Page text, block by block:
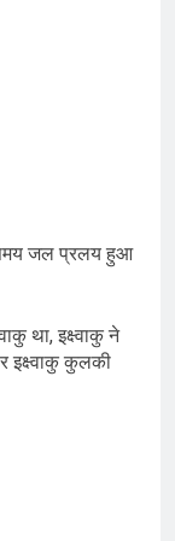
जल प्रलय हुआ
था, इक्ष्वाकु ने
इक्ष्वाकु कुलकी